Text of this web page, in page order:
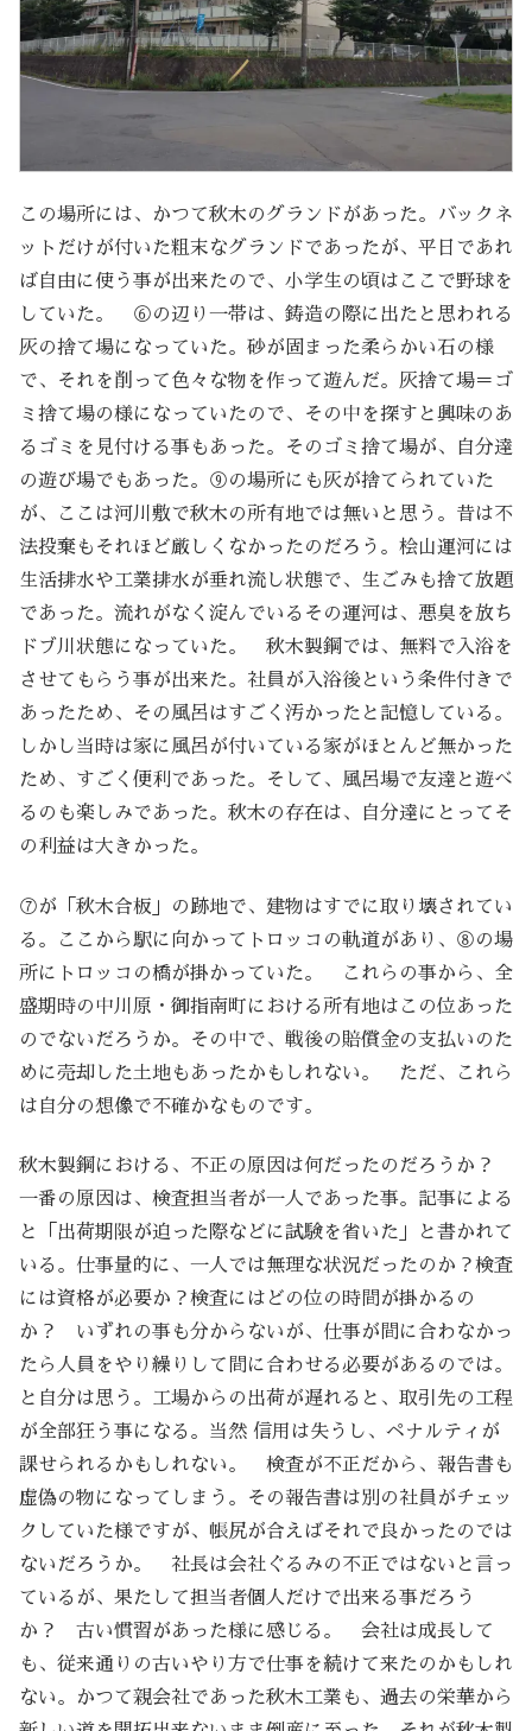
この場所には、かつて秋木のグランドがあった。バックネ
ットだけが付いた粗末なグランドであったが、平日であれ
ば自由に使う事が出来たので、小学生の頃はここで野球を
していた。 ⑥の辺り一帯は、鋳造の際に出たと思われる
灰の捨て場になっていた。砂が固まった柔らかい石の様
で、それを削って色々な物を作って遊んだ。灰捨て場＝ゴ
ミ捨て場の様になっていたので、その中を探すと興味のあ
るゴミを見付ける事もあった。そのゴミ捨て場が、自分達
の遊び場でもあった。⑨の場所にも灰が捨てられていた
が、ここは河川敷で秋木の所有地では無いと思う。昔は不
法投棄もそれほど厳しくなかったのだろう。桧山運河には
生活排水や工業排水が垂れ流し状態で、生ごみも捨て放題
であった。流れがなく淀んでいるその運河は、悪臭を放ち
ドブ川状態になっていた。 秋木製鋼では、無料で入浴を
させてもらう事が出来た。社員が入浴後という条件付きで
あったため、その風呂はすごく汚かったと記憶している。
しかし当時は家に風呂が付いている家がほとんど無かった
ため、すごく便利であった。そして、風呂場で友達と遊べ
るのも楽しみであった。秋木の存在は、自分達にとってそ
の利益は大きかった。
⑦が「秋木合板」の跡地で、建物はすでに取り壊されてい
る。ここから駅に向かってトロッコの軌道があり、⑧の場
所にトロッコの橋が掛かっていた。 これらの事から、全
盛期時の中川原・御指南町における所有地はこの位あった
のでないだろうか。その中で、戦後の賠償金の支払いのた
めに売却した土地もあったかもしれない。 ただ、これら
は自分の想像で不確かなものです。
秋木製鋼における、不正の原因は何だったのだろうか？
一番の原因は、検査担当者が一人であった事。記事による
と「出荷期限が迫った際などに試験を省いた」と書かれて
いる。仕事量的に、一人では無理な状況だったのか？検査
には資格が必要か？検査にはどの位の時間が掛かるの
か？ いずれの事も分からないが、仕事が間に合わなかっ
たら人員をやり繰りして間に合わせる必要があるのでは。
と自分は思う。工場からの出荷が遅れると、取引先の工程
が全部狂う事になる。当然 信用は失うし、ペナルティが
課せられるかもしれない。 検査が不正だから、報告書も
虚偽の物になってしまう。その報告書は別の社員がチェッ
クしていた様ですが、帳尻が合えばそれで良かったのでは
ないだろうか。 社長は会社ぐるみの不正ではないと言っ
ているが、果たして担当者個人だけで出来る事だろう
か？ 古い慣習があった様に感じる。 会社は成長して
も、従来通りの古いやり方で仕事を続けて来たのかもしれ
ない。かつて親会社であった秋木工業も、過去の栄華から